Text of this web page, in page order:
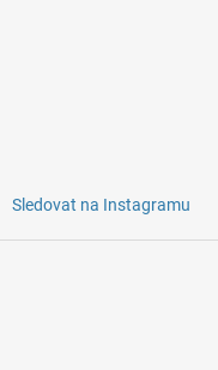
Sledovat na Instagramu